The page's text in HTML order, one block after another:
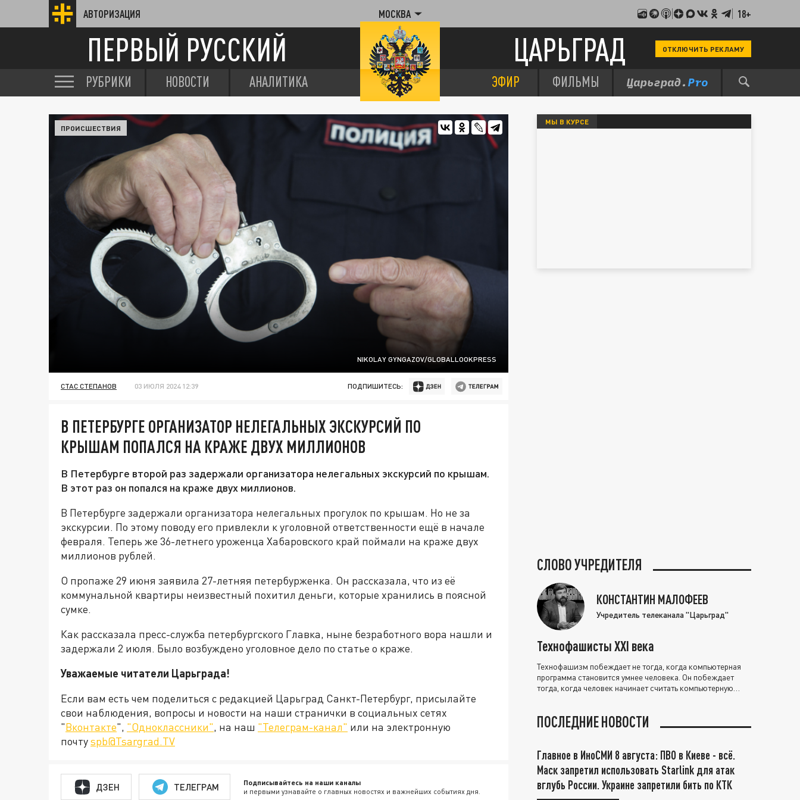
АВТОРИЗАЦИЯ МОСКВА 18+
ПЕРВЫЙ РУССКИЙ ЦАРЬГРАД ОТКЛЮЧИТЬ РЕКЛАМУ
РУБРИКИ НОВОСТИ АНАЛИТИКА ЭФИР ФИЛЬМЫ
NIKOLAY GYNGAZOV/GLOBALLOOKPRESS
ПРОИСШЕСТВИЯ
СТАС СТЕПАНОВ 03 ИЮЛЯ 2024 12:39 ПОДПИШИТЕСЬ:
В ПЕТЕРБУРГЕ ОРГАНИЗАТОР НЕЛЕГАЛЬНЫХ ЭКСКУРСИЙ ПО
КРЫШАМ ПОПАЛСЯ НА КРАЖЕ ДВУХ МИЛЛИОНОВ
В Петербурге второй раз задержали организатора нелегальных экскурсий по крышам.
В этот раз он попался на краже двух миллионов.
В Петербурге задержали организатора нелегальных прогулок по крышам. Но не за
экскурсии. По этому поводу его привлекли к уголовной ответственности ещё в начале
февраля. Теперь же 36-летнего уроженца Хабаровского край поймали на краже двух
миллионов рублей.
О пропаже 29 июня заявила 27-летняя петербурженка. Он рассказала, что из её
коммунальной квартиры неизвестный похитил деньги, которые хранились в поясной
сумке.
Как рассказала пресс-служба петербургского Главка, ныне безработного вора нашли и
задержали 2 июля. Было возбуждено уголовное дело по статье о краже.
Уважаемые читатели Царьграда!
Если вам есть чем поделиться с редакцией Царьград Санкт-Петербург, присылайте
свои наблюдения, вопросы и новости на наши странички в социальных сетях
"Вконтакте", "Одноклассники", на наш "Телеграм-канал" или на электронную
почтуspb@Tsargrad.TV
ДЗЕН ТЕЛЕГРАМ Подписывайтесь на наши каналы
и первыми узнавайте о главных новостях и важнейших событиях дня.
МЫ В КУРСЕ
СЛОВО УЧРЕДИТЕЛЯ
КОНСТАНТИН МАЛОФЕЕВ
Учредитель телеканала "Царьград"
Технофашисты XXI века
Технофашизм побеждает не тогда, когда компьютерная
программа становится умнее человека. Он побеждает
тогда, когда человек начинает считать компьютерную
ПОСЛЕДНИЕ НОВОСТИ
Главное в ИноСМИ 8 августа: ПВО в Киеве - всё.
Маск запретил использовать Starlink для атак
вглубь России. Украине запретили бить по КТК